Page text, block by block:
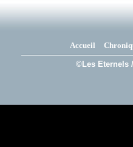
Accueil
©Les Eternels